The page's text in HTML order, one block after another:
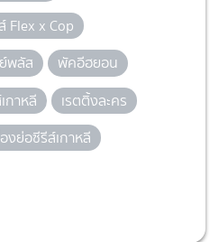
Flex x Cop
พลัส
พัคอีฮยอน
กาหลี
เรตติ้งละคร
องย่อซีรีส์เกาหลี